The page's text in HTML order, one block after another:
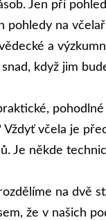
Jen při
pohledy na
a
když jim
pohodlné
včela je
Je někde
na dvě
že v našich